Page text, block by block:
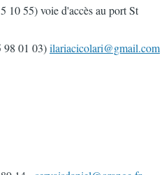
10 55) voie d'accès au port St
98 01 03)ilariacicolari@gmail.com